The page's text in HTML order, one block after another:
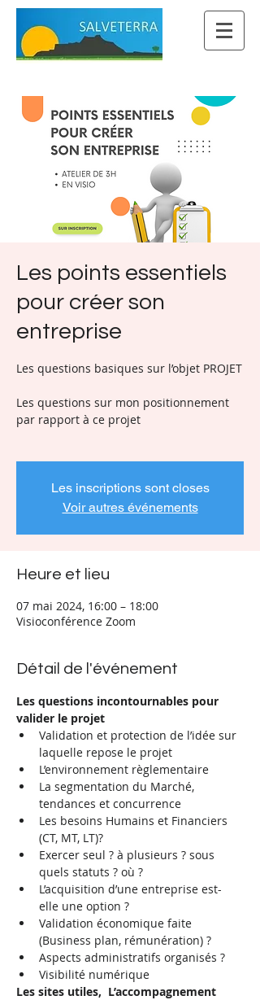
Les points essentiels
pour créer son
entreprise
Les questions basiques sur l’objet PROJET
Les questions sur mon positionnement
par rapport à ce projet
Les inscriptions sont closes
Voir autres événements
Heure et lieu
07 mai 2024, 16:00 – 18:00
Visioconférence Zoom
Détail de l'événement
Les questions incontournables pour
valider le projet
Validation et protection de l’idée sur
laquelle repose le projet
L’environnement règlementaire
La segmentation du Marché,
tendances et concurrence
Les besoins Humains et Financiers
(CT, MT, LT)?
Exercer seul ? à plusieurs ? sous
quels statuts ? où ?
L’acquisition d’une entreprise est-
elle une option ?
Validation économique faite
(Business plan, rémunération) ?
Aspects administratifs organisés ?
Visibilité numérique
Les sites utiles,  L’accompagnement